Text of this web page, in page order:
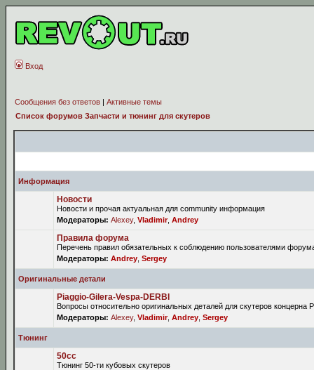
Вход
Сообщения без ответов | Активные темы
Список форумов Запчасти и тюнинг для скутеров
Информация
Новости
Новости и прочая актуальная для community информация
Модераторы: Alexey, Vladimir, Andrey
Правила форума
Перечень правил обязательных к соблюдению пользователями
Модераторы: Andrey Sergey
Оригинальные детали
Piaggio-Gilera-Vespa-DERBI
Вопросы относительно оригинальных деталей для скутеров концерна
Модераторы: Alexey, Vladimir, Andrey Sergey
Тюнинг
50сс
Тюнинг 50-ти кубовых скутеров